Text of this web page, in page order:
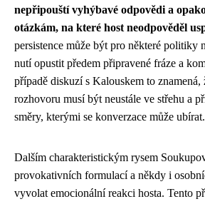
nepřipouští vyhýbavé odpovědi a
otázkám, na které host neodpověděl
persistence může být pro některé politiky
nutí opustit předem připravené fráze a
případě diskuzí s Kalouskem to znamená,
rozhovoru musí být neustále ve střehu a
směry, kterými se konverzace může ubírat.
Dalším charakteristickým rysem
provokativních formulací a někdy i
vyvolat emocionální reakci hosta. Tento